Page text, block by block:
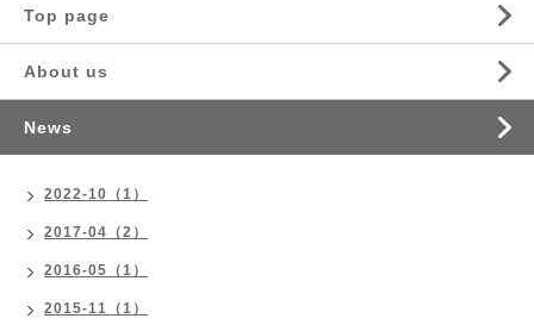
Top page
About us
News
2022-10（1）
2017-04（2）
2016-05（1）
2015-11（1）